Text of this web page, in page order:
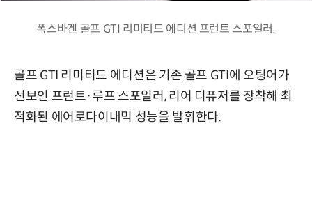
폭스바겐 골프 GTI 리미티드 에디션 프런트 스포일러.
골프 GTI 리미티드 에디션은 기존 골프 GTI에 오팅어가
선보인 프런트·루프 스포일러, 리어 디퓨저를 장착해 최
적화된 에어로다이내믹 성능을 발휘한다.